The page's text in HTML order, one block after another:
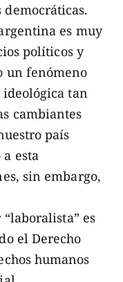
es muy
políticos y
un fenómeno
tan
cambiantes
país
esta
sin embargo,
es
el Derecho
humanos